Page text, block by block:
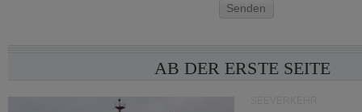
Senden
AB DER ERSTE SEITE